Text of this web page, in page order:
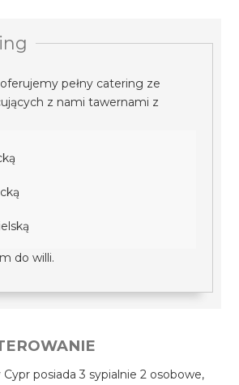
pełny catering ze
z nami tawernami z
do willi.
posiada 3 sypialnie 2 osobowe,